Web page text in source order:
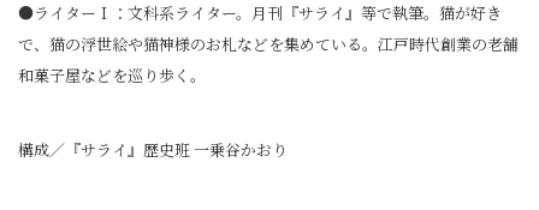
●ライターＩ：文科系ライター。月刊『サライ』等で執筆。猫が好き
で、猫の浮世絵や猫神様のお札などを集めている。江戸時代創業の老舗
和菓子屋などを巡り歩く。
構成／『サライ』歴史班 一乗谷かおり